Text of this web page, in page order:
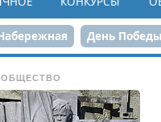
День Победы
ОБЩЕСТВО